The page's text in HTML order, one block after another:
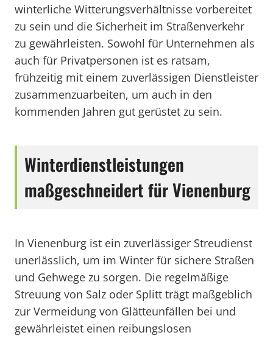
winterliche Witterungsverhältnisse vorbereitet
zu sein und die Sicherheit im Straßenverkehr
zu gewährleisten. Sowohl für Unternehmen als
auch für Privatpersonen ist es ratsam,
frühzeitig mit einem zuverlässigen Dienstleister
zusammenzuarbeiten, um auch in den
kommenden Jahren gut gerüstet zu sein.
Winterdienstleistungen
maßgeschneidert für Vienenburg
In Vienenburg ist ein zuverlässiger Streudienst
unerlässlich, um im Winter für sichere Straßen
und Gehwege zu sorgen. Die regelmäßige
Streuung von Salz oder Splitt trägt maßgeblich
zur Vermeidung von Glätteunfällen bei und
gewährleistet einen reibungslosen